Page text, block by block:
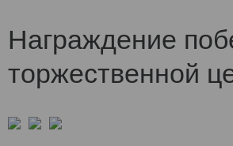
Награждение
торжественной